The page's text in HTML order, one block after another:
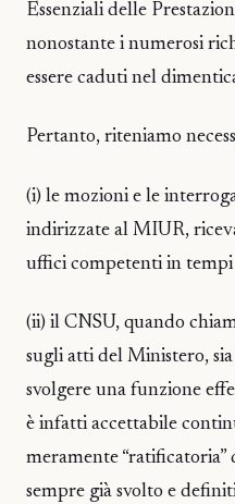
Essenziali delle
nonostante i numerosi
essere caduti nel
Pertanto, riteniamo
(i) le mozioni e le
indirizzate al MIUR,
uffici competenti in
(ii) il CNSU, quando
sugli atti del Ministero,
svolgere una funzione
è infatti accettabile
meramente “ratificatoria”
sempre già svolto e